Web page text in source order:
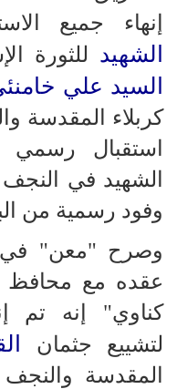
إنهاء جميع
الشهيد للثورة
السيد علي
كربلاء المقدسة
استقبال رسمي
الشهيد في
وفود رسمية من
وصرح "معن"
عقده مع
كناوي" إنه تم
لتشييع جثمان
المقدسة